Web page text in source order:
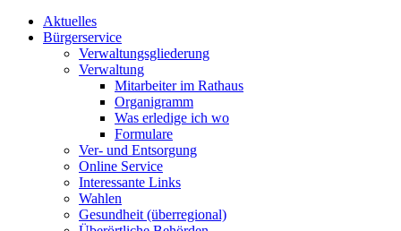
Aktuelles
Bürgerservice
Verwaltungsgliederung
Verwaltung
Mitarbeiter im Rathaus
Organigramm
Was erledige ich wo
Formulare
Ver- und Entsorgung
Online Service
Interessante Links
Wahlen
Gesundheit (überregional)